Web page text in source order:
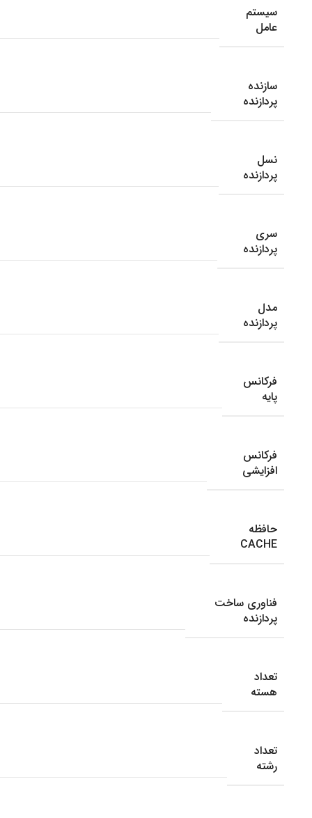
سیستم
عامل
سازنده
پردازنده
نسل
پردازنده
سری
پردازنده
مدل
پردازنده
فرکانس
پایه
فرکانس
افزایشی
حافظه
CACHE
فناوری ساخت
پردازنده
تعداد
هسته
تعداد
رشته